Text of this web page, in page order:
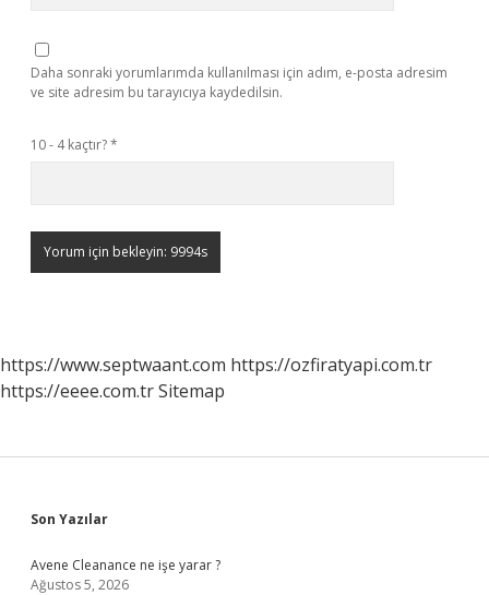
Daha sonraki yorumlarımda kullanılması için adım, e-posta adresim
ve site adresim bu tarayıcıya kaydedilsin.
10 - 4 kaçtır?*
https://www.septwaant.com https://ozfiratyapi.com.tr
https://eeee.com.trSitemap
Sidebar
Son Yazılar
Avene Cleanance ne işe yarar ?
Ağustos 5, 2026